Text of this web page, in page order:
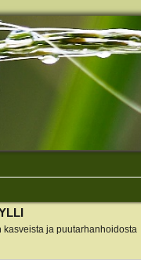
kasveista ja puutarhanhoidosta